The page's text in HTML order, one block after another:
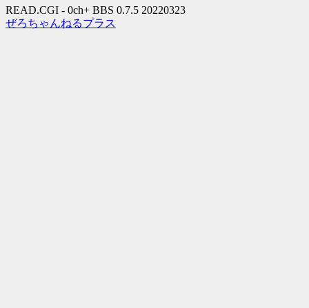
READ.CGI - 0ch+ BBS 0.7.5 20220323
ぜろちゃんねるプラス